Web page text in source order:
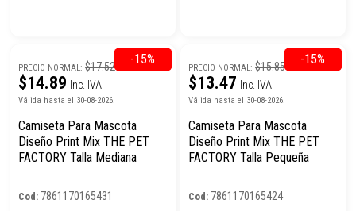
PRECIO NORMAL:$17.52
$14.89 Inc. IVA
Válida hasta el 30-08-2026.
Camiseta Para Mascota
Diseño Print Mix THE PET
FACTORY Talla Mediana
Cod: 7861170165431
-15%
PRECIO NORMAL:$15.85
$13.47 Inc. IVA
Válida hasta el 30-08-2026.
Camiseta Para Mascota
Diseño Print Mix THE PET
FACTORY Talla Pequeña
Cod: 7861170165424
-15%